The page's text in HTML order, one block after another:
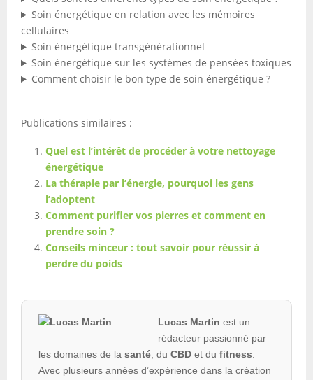
Soin énergétique en relation avec les mémoires
cellulaires
Soin énergétique transgénérationnel
Soin énergétique sur les systèmes de pensées toxiques
Comment choisir le bon type de soin énergétique ?
Publications similaires :
Quel est l’intérêt de procéder à votre nettoyage
énergétique
La thérapie par l’énergie, pourquoi les gens
l’adoptent
Comment purifier vos pierres et comment en
prendre soin ?
Conseils minceur : tout savoir pour réussir à
perdre du poids
Lucas Martin est un
rédacteur passionné par
les domaines de la santé , du CBD et du fitness
Avec plusieurs années d’expérience dans la création